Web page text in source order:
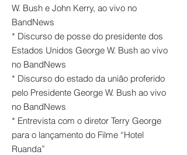
W. Bush e John Kerry, ao vivo no
BandNews
* Discurso de posse do presidente dos
Estados Unidos George W. Bush ao vivo
no BandNews
* Discurso do estado da união proferido
pelo Presidente George W. Bush ao vivo
no BandNews
* Entrevista com o diretor Terry George
para o lançamento do Filme “Hotel
Ruanda”